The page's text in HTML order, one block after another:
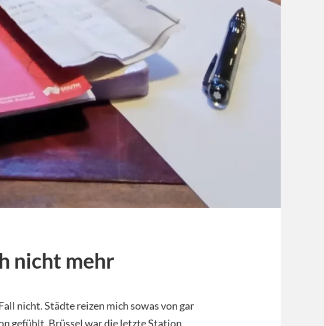
nicht mehr
nicht. Städte reizen mich sowas von gar
gefühlt. Brüssel war die letzte Station,